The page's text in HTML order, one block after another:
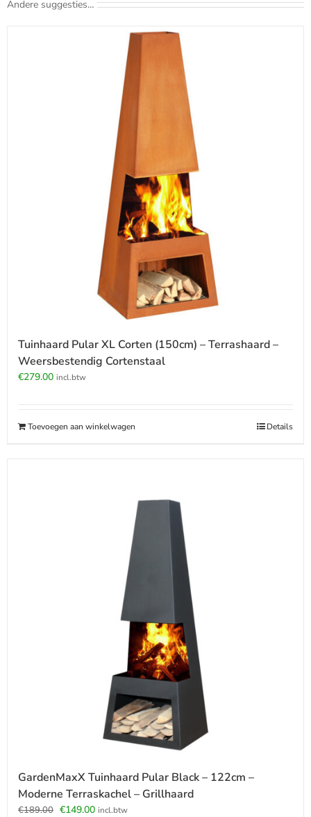
Andere suggesties…
Tuinhaard Pular XL Corten (150cm) – Terrashaard –
Weersbestendig Cortenstaal
€279.00 incl.btw
Toevoegen aan winkelwagen Details
GardenMaxX Tuinhaard Pular Black – 122cm –
Moderne Terraskachel – Grillhaard
€189.00 Oorspronkelijke
€149.00Huidige
incl.btw